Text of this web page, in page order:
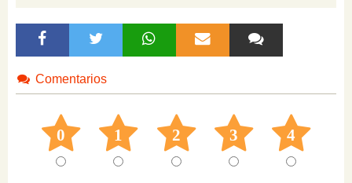
Comentarios
0 1 2 3 4